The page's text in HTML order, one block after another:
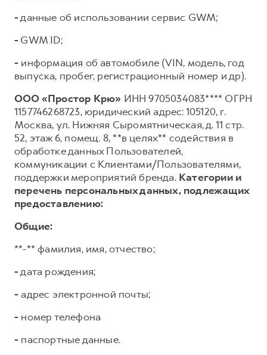
-данные об использовании сервис GWM;
- GWM ID;
- информация об автомобиле (VIN, модель, год
выпуска, пробег, регистрационный номер и др).
ООО «Простор Крю» ИНН 9705034083**** ОГРН
1157746268723, юридический адрес: 105120, г.
Москва, ул. Нижняя Сыромятническая, д. 11 стр.
52, этаж 6, помещ. 8, **в целях** содействия в
обработке данных Пользователей,
коммуникации с Клиентами/Пользователями,
поддержки мероприятий бренда. Категории и
перечень персональных данных, подлежащих
предоставлению:
Общие:
**-** фамилия, имя, отчество;
-дата рождения;
- адрес электронной почты;
- номер телефона
- паспортные данные.